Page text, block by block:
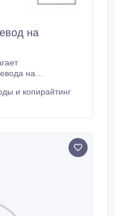
на
на
и копирайтинг